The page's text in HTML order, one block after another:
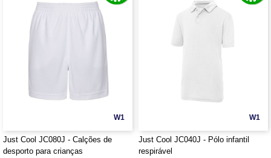
W1
Just Cool JC080J - Calções de
desporto para crianças
W1
Just Cool JC040J - Pólo infantil
respirável